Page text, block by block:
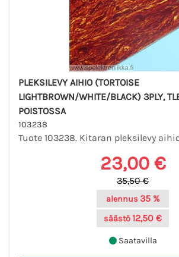
PLEKSILEVY AIHIO (TORTOISE
LIGHTBROWN/WHITE/BLACK) 3PLY,
POISTOSSA
103238
Tuote 103238. Kitaran pleksilevy
23,00 €
35,50 €
alennus 35 %
säästö12,50 €
Saatavilla